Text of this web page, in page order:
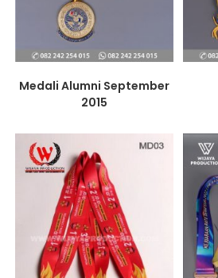
Medali Alumni September
2015